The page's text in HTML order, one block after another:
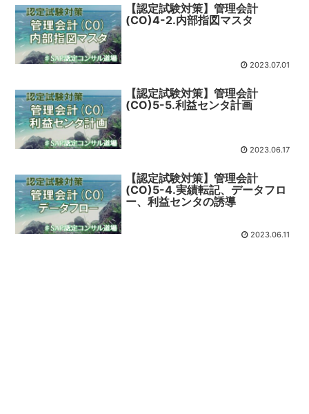
【認定試験対策】管理会計
(CO)4-2.内部指図マスタ
2023.07.01
【認定試験対策】管理会計
(CO)5-5.利益センタ計画
2023.06.17
【認定試験対策】管理会計
(CO)5-4.実績転記、データフロ
ー、利益センタの誘導
2023.06.11